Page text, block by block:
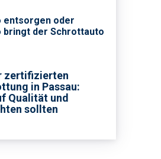
entsorgen oder
bringt der Schrottauto
zertifizierten
in Passau:
Qualität und
sollten